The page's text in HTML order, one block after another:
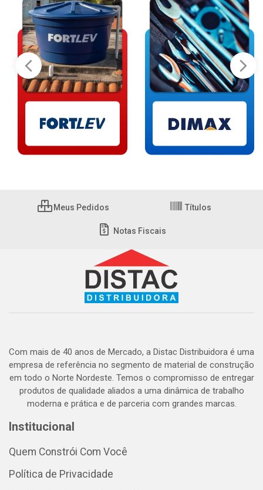
Meus Pedidos Títulos
Notas Fiscais
Com mais de 40 anos de Mercado, a Distac Distribuidora é uma
empresa de referência no segmento de material de construção
em todo o Norte Nordeste. Temos o compromisso de entregar
produtos de qualidade aliados a uma dinâmica de trabalho
moderna e prática e de parceria com grandes marcas.
Institucional
Quem Constrói Com Você
Política de Privacidade